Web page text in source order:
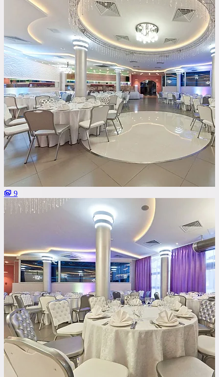
Веранда / Шатер
Вместимость
до 150 чел
Бюджет на персону
—
Важные условия
Танцпол
Со сценой
Со своим алкоголем
С живой музыкой
С шоу программой
Своя парковка
Показать площадок Сбросить все фильтры
9